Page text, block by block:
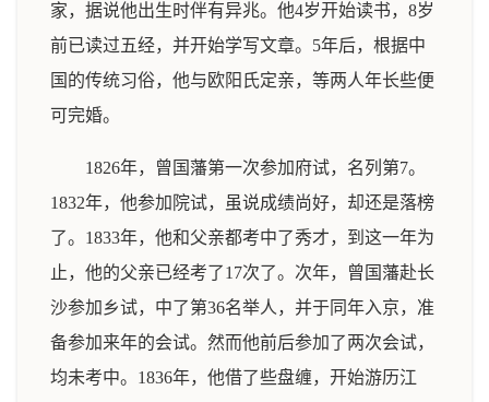
家，据说他出生时伴有异兆。他4岁开始读书，8岁
前已读过五经，并开始学写文章。5年后，根据中
国的传统习俗，他与欧阳氏定亲，等两人年长些便
可完婚。
1826年，曾国藩第一次参加府试，名列第7。
1832年，他参加院试，虽说成绩尚好，却还是落榜
了。1833年，他和父亲都考中了秀才，到这一年为
止，他的父亲已经考了17次了。次年，曾国藩赴长
沙参加乡试，中了第36名举人，并于同年入京，准
备参加来年的会试。然而他前后参加了两次会试，
均未考中。1836年，他借了些盘缠，开始游历江